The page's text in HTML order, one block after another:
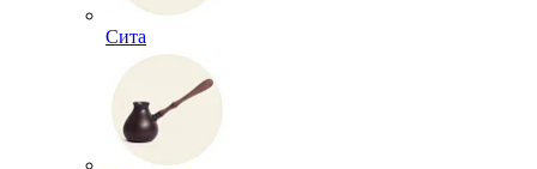
Сита